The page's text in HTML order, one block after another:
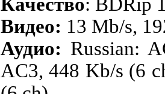
Видео: 13 Mb/s,
Аудио: Russian:
AC3, 448 Kb/s (6